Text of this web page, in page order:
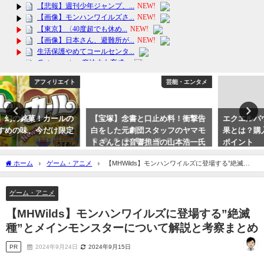
【宝塚】念書と口止め料！衝撃告
白をした元劇団スタッフのヤマモ
トさんとは音響担当の山本浩一氏
か？
エクエルパウチサプリメントの効
果とは？購入前に知っておきたい
ポイント
ホーム ゲーム・アニメ
【MHWilds】モンハンワイルズに登場する”絶滅
種”とメインモンスターについて解説と考察まとめ
ゲーム・アニメ
【MHWilds】モンハンワイルズに登場する”絶滅
種”とメインモンスターについて解説と考察まとめ
PR 2024年9月24日 2024年9月15日